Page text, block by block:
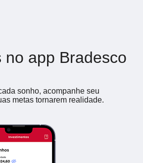
no app Bradesco
sonho, acompanhe seu
metas tornarem realidade.